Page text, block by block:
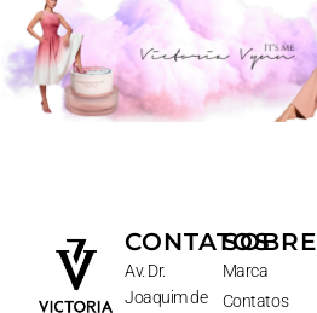
CONTATOS
Av. Dr.
Joaquim de
SOBRE
Marca
Contatos